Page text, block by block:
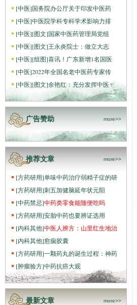
[中医]国务院办公厅关于印发中医药
[中医]中医院学科专科学术影响力排
[中医][图文]国家中医药管理局党组
[中医][图文]王永炎院士：做立大志
[中医][组图]喜讯！广东新增1名国医
[中医]2022年全国名老中医药专家传
[中医][图文]余艳红：充分发挥中医
广告赞助 more>>
推荐文章 more>>
[方药研用]单味中药治疗弱精子症的研
[方药研用]刺五加健脑延年状元阳
[中药禁忌]中药类零食能随便吃吗
[方药研用]安胎中药也要辨证选用
[内科其他]中医人辨方：山里红生地治
[内科其他]愈痫胶囊
[方药研用]一颗药丸的诞生过程：神药
[肿瘤验方]中药抗癌大观
最新文章 more>>